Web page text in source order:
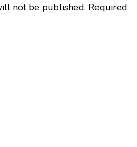
not be published. Required